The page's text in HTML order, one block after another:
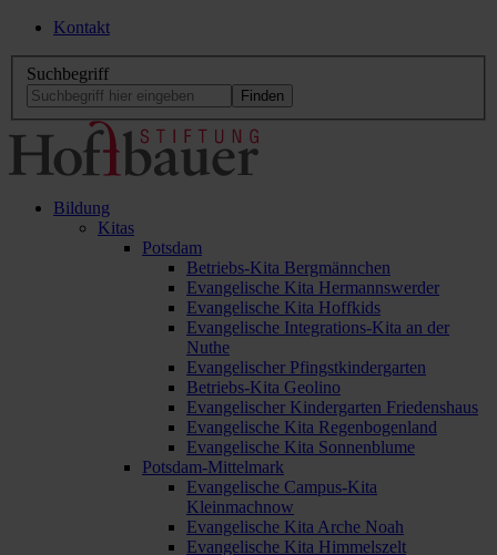
Kontakt
Suchbegriff
Bildung
Kitas
Potsdam
Betriebs-Kita Bergmännchen
Evangelische Kita Hermannswerder
Evangelische Kita Hoffkids
Evangelische Integrations-Kita an der
Nuthe
Evangelischer Pfingstkindergarten
Betriebs-Kita Geolino
Evangelischer Kindergarten Friedenshaus
Evangelische Kita Regenbogenland
Evangelische Kita Sonnenblume
Potsdam-Mittelmark
Evangelische Campus-Kita
Kleinmachnow
Evangelische Kita Arche Noah
Evangelische Kita Himmelszelt